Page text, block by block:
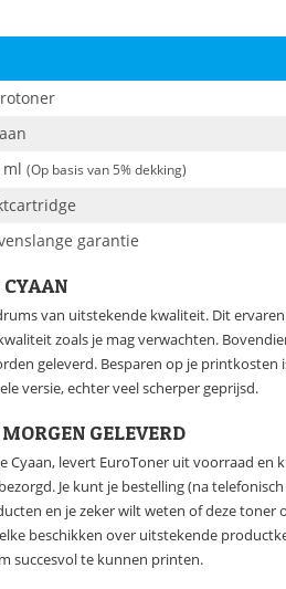
ml (Op basis van 5% dekking)
garantie
van uitstekende kwaliteit. Dit
zoals je mag verwachten.
geleverd. Besparen op je
versie, echter veel scherper geprijsd.
GELEVERD
Cyaan, levert EuroToner uit voorraad en
Je kunt je bestelling (na
en je zeker wilt weten of deze
beschikken over uitstekende
succesvol te kunnen printen.